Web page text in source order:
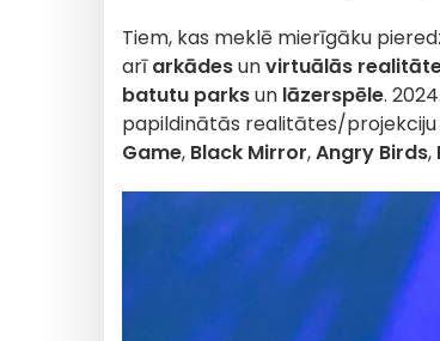
Tiem, kas meklē mierīgāku
arīarkādesunvirtuālās
batutu parksun lāzerspēle.
papildinātās realitātes/projekciju
Game, Black Mirror,Angry Birds,